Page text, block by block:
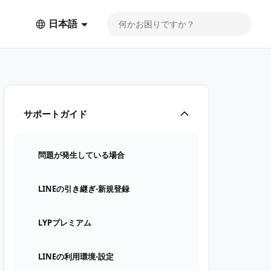
日本語
サポートガイド
問題が発生している場合
LINEの引き継ぎ⋅新規登録
LYPプレミアム
LINEの利用環境⋅設定